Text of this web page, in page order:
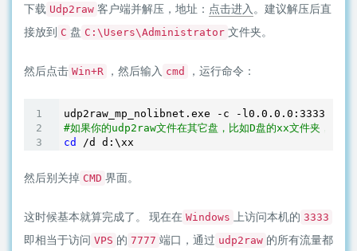
下载 Udp2raw 客户端并解压，地址： 点击进入。建议解压后直
接放到 C 盘 C:\Users\Administrator 文件夹。
然后点击 Win+R ，然后输入 cmd ，运行命令：
udp2raw_mp_nolibnet.exe -c -l0.0.0.0:3333  -
#如果你的udp2raw文件在其它盘，比如D盘的xx文件夹，则需
cd
/d d:\xx
然后别关掉 CMD 界面。
这时候基本就算完成了。 现在在 Windows 上访问本机的 3333
即相当于访问 VPS 的 7777 端口，通过 udp2raw 的所有流量都